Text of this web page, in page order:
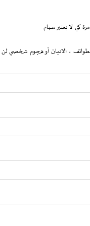
كي لا يعتبر سبام
، الاديان أو هجوم شخصي